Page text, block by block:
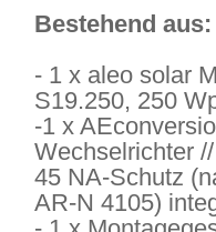
Bestehend aus:
- 1 x aleo solar
S19.250, 250
-1 x
Wechselrichter
45 NA-Schutz
AR-N 4105)